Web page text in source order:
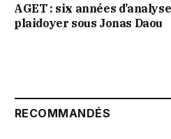
AGET : six années
plaidoyer sous Jonas Daou
RECOMMANDÉS